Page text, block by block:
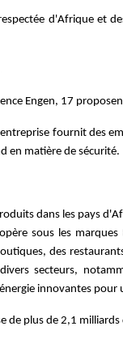
d'Afrique et
Engen, 17
fournit des
en matière de sécurité.
dans les pays
sous les
des
secteurs,
innovantes pour
plus de 2,1